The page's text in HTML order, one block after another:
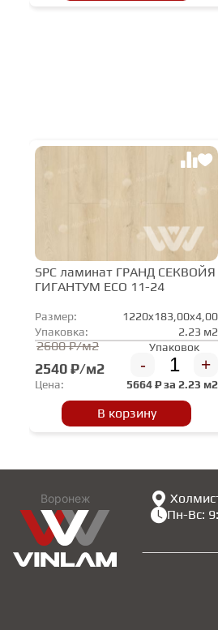
SPC ламинат ГРАНД СЕКВОЙЯ
ГИГАНТУМ ECO 11-24
Размер:
1220x183,00x4,00
Упаковка:
2.23 м2
2600 ₽/м2
2540 ₽/м2
Упаковок
- +
Цена: 5664₽ за 2.23 м2
В корзину
Воронеж
Пн-Вс: